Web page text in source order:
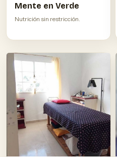
Mente en Verde
Nutrición sin restricción.